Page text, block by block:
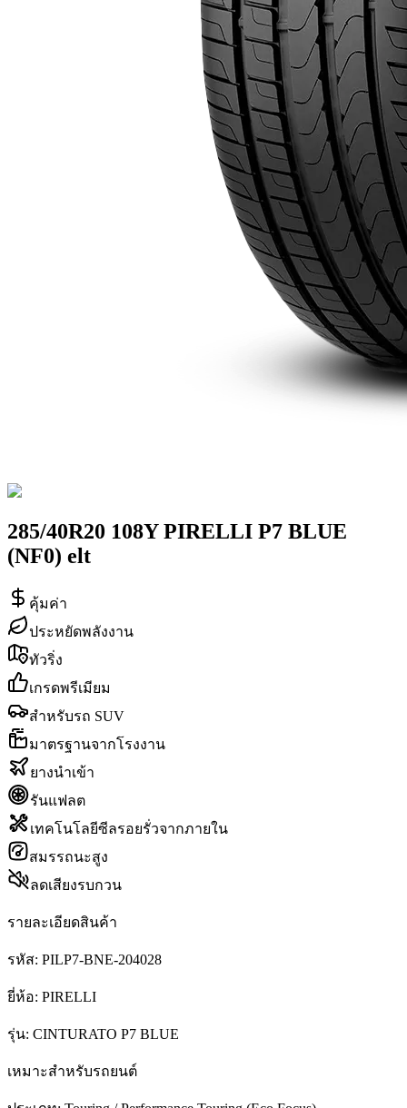
285/40R20 108Y PIRELLI P7 BLUE
(NF0) elt
คุ้มค่า
ประหยัดพลังงาน
ทัวริ่ง
เกรดพรีเมียม
สำหรับรถ SUV
มาตรฐานจากโรงงาน
ยางนำเข้า
รันแฟลต
เทคโนโลยีซีลรอยรั่วจากภายใน
สมรรถนะสูง
ลดเสียงรบกวน
รายละเอียดสินค้า
รหัส: PILP7-BNE-204028
ยี่ห้อ: PIRELLI
รุ่น: CINTURATO P7 BLUE
เหมาะสำหรับรถยนต์